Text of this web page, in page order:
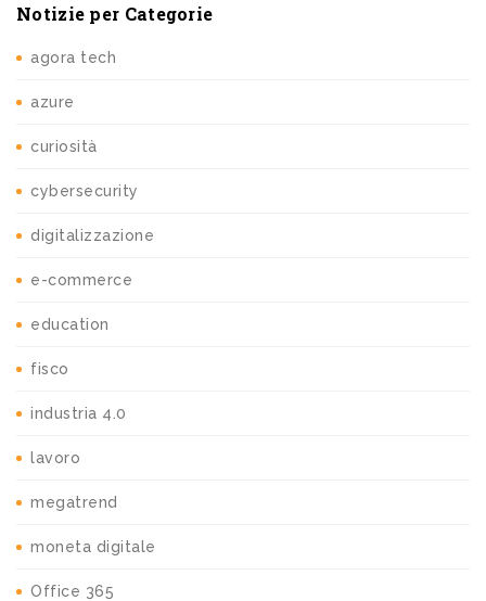
Notizie per Categorie
agora tech
azure
curiosità
cybersecurity
digitalizzazione
e-commerce
education
fisco
industria 4.0
lavoro
megatrend
moneta digitale
Office 365